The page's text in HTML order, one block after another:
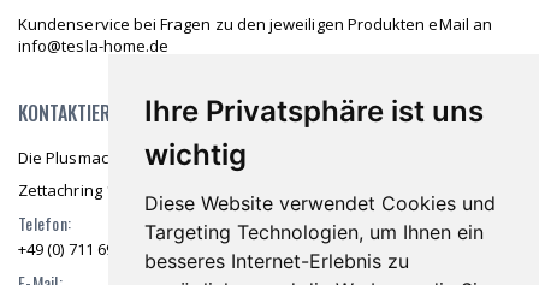
Ihre Privatsphäre ist uns
wichtig
Diese Website verwendet Cookies und
Targeting Technologien, um Ihnen ein
besseres Internet-Erlebnis zu
Kundenservice bei Fragen zu den jeweiligen Produkten eMail an
info@tesla-home.de
KONTAKTIEREN SIE UNS
Die Plusmacher GmbH & Co. KG
Zettachring 10 70567 Stuttgart
Telefon:
+49 (0) 711 69976 36